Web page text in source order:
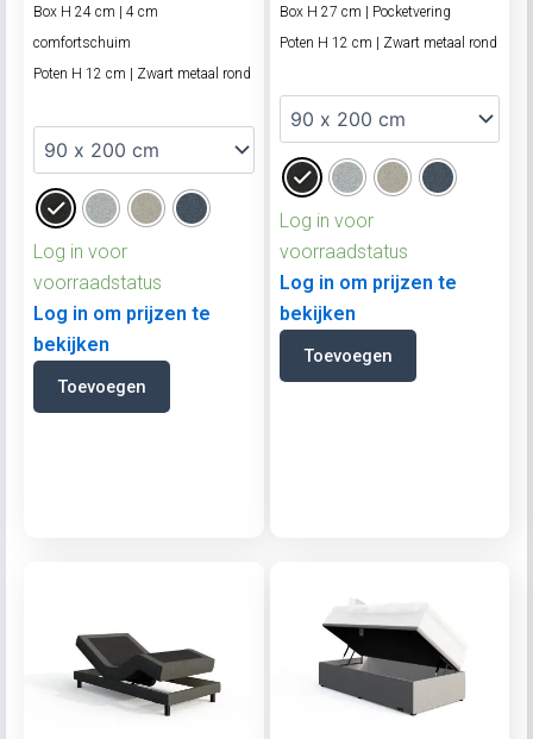
Box H 24 cm | 4 cm
comfortschuim
Poten H 12 cm | Zwart metaal rond
Log in voor
voorraadstatus
Log in om prijzen te
bekijken
Toevoegen
Box H 27 cm | Pocketvering
Poten H 12 cm | Zwart metaal rond
Log in voor
voorraadstatus
Log in om prijzen te
bekijken
Toevoegen